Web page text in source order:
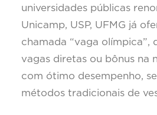
universidades públicas
Unicamp, USP, UFMG já
chamada “vaga olímpica”,
vagas diretas ou bônus na
com ótimo desempenho,
métodos tradicionais de